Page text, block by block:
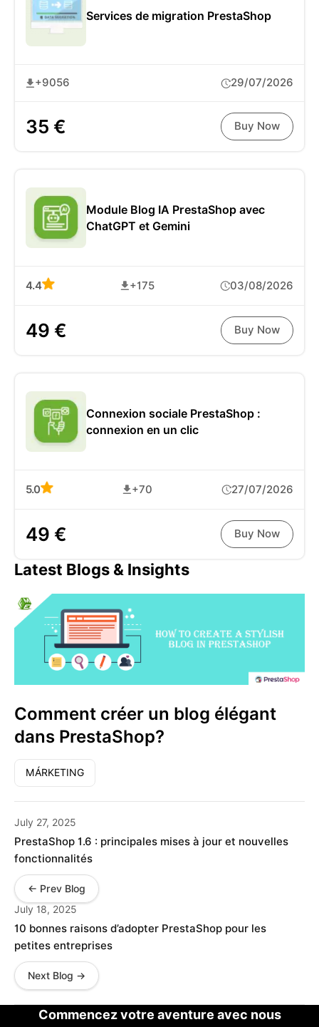
Services de migration PrestaShop
+9056 29/07/2026
35 € Buy Now
Module Blog IA PrestaShop avec
ChatGPT et Gemini
4.4 +175 03/08/2026
49 € Buy Now
Connexion sociale PrestaShop :
connexion en un clic
5.0 +70 27/07/2026
49 € Buy Now
Latest Blogs & Insights
Comment créer un blog élégant
dans PrestaShop?
MÁRKETING
July 27, 2025
PrestaShop 1.6 : principales mises à jour et nouvelles
fonctionnalités
← Prev Blog
July 18, 2025
10 bonnes raisons d’adopter PrestaShop pour les
petites entreprises
Next Blog →
Commencez votre aventure avec nous